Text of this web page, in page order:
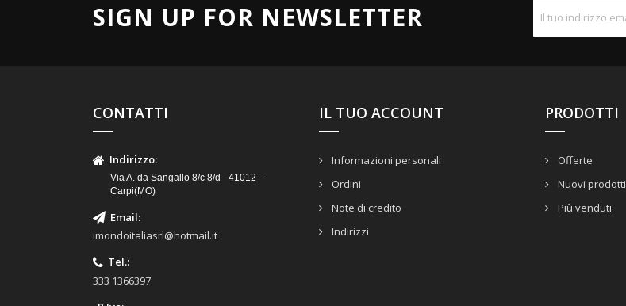
SIGN UP FOR NEWSLETTER
CONTATTI
Indirizzo:
Via A. da Sangallo 8/c 8/d - 41012 -
Carpi(MO)
Email:
imondoitaliasrl@hotmail.it
Tel.:
333 1366397
IL TUO ACCOUNT
Informazioni personali
Ordini
Note di credito
Indirizzi
PRODOTTI
Offerte
Nuovi prodotti
Più venduti